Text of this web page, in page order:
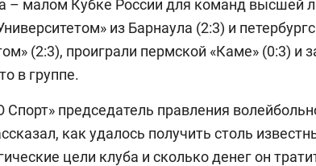
– малом Кубке России для команд высшей
из Барнаула (2:3) и
(2:3), проиграли пермской «Каме» (0:3) и
в группе.
Спорт» председатель правления
как удалось получить столь
цели клуба и сколько денег он